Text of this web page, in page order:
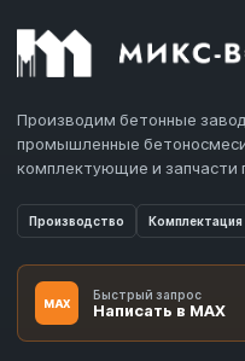
Производим бетонные
промышленные
комплектующие и запчасти
Производство Комплектация
MAX
Быстрый запрос
Написать в MAX